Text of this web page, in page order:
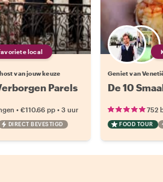
local
van jouw keuze
Parels
• €110.66 pp • 3 uur
DIRECT BEVESTIGD
Geniet van
De 10
752
FOOD TOUR